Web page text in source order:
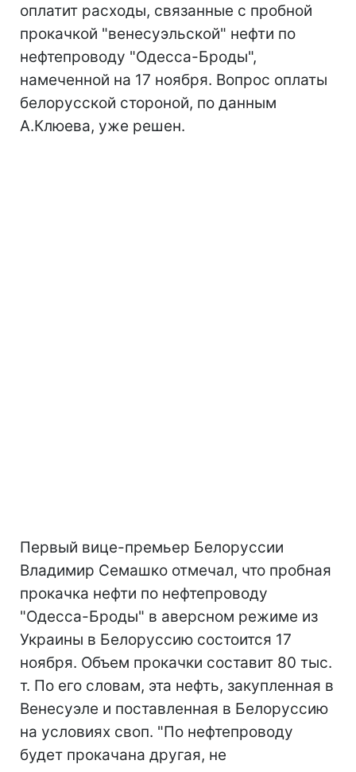
оплатит расходы, связанные с пробной
прокачкой "венесуэльской" нефти по
нефтепроводу "Одесса-Броды",
намеченной на 17 ноября. Вопрос оплаты
белорусской стороной, по данным
А.Клюева, уже решен.
Первый вице-премьер Белоруссии
Владимир Семашко отмечал, что пробная
прокачка нефти по нефтепроводу
"Одесса-Броды" в аверсном режиме из
Украины в Белоруссию состоится 17
ноября. Объем прокачки составит 80 тыс.
т. По его словам, эта нефть, закупленная в
Венесуэле и поставленная в Белоруссию
на условиях своп. "По нефтепроводу
будет прокачана другая, не